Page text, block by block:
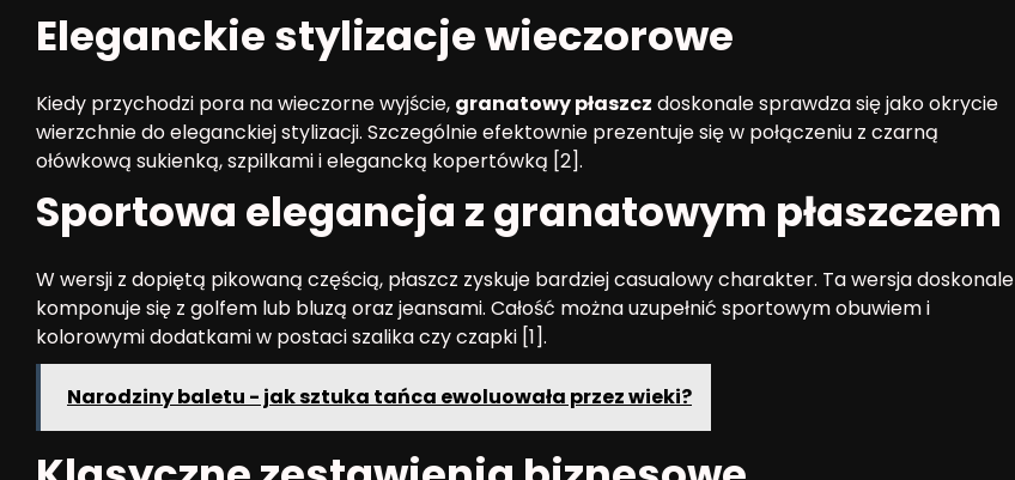
Eleganckie stylizacje wieczorowe
Kiedy przychodzi pora na wieczorne wyjście, granatowy płaszcz doskonale sprawdza się jako okrycie
wierzchnie do eleganckiej stylizacji. Szczególnie efektownie prezentuje się w połączeniu z czarną
ołówkową sukienką, szpilkami i elegancką kopertówką [2].
Sportowa elegancja z granatowym płaszczem
W wersji z dopiętą pikowaną częścią, płaszcz zyskuje bardziej casualowy charakter. Ta wersja doskonale
komponuje się z golfem lub bluzą oraz jeansami. Całość można uzupełnić sportowym obuwiem i
kolorowymi dodatkami w postaci szalika czy czapki [1].
Narodziny baletu - jak sztuka tańca ewoluowała przez wieki?